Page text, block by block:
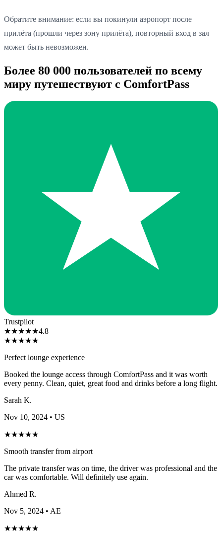
Обратите внимание: если вы покинули аэропорт после
прилёта (прошли через зону прилёта), повторный вход в зал
может быть невозможен.
Более 80 000 пользователей по всему
миру путешествуют с ComfortPass
Trustpilot
★★★★★4.8
★★★★★
Perfect lounge experience
Booked the lounge access through ComfortPass and it was worth
every penny. Clean, quiet, great food and drinks before a long flight.
Sarah K.
Nov 10, 2024 • US
★★★★★
Smooth transfer from airport
The private transfer was on time, the driver was professional and the
car was comfortable. Will definitely use again.
Ahmed R.
Nov 5, 2024 • AE
★★★★★